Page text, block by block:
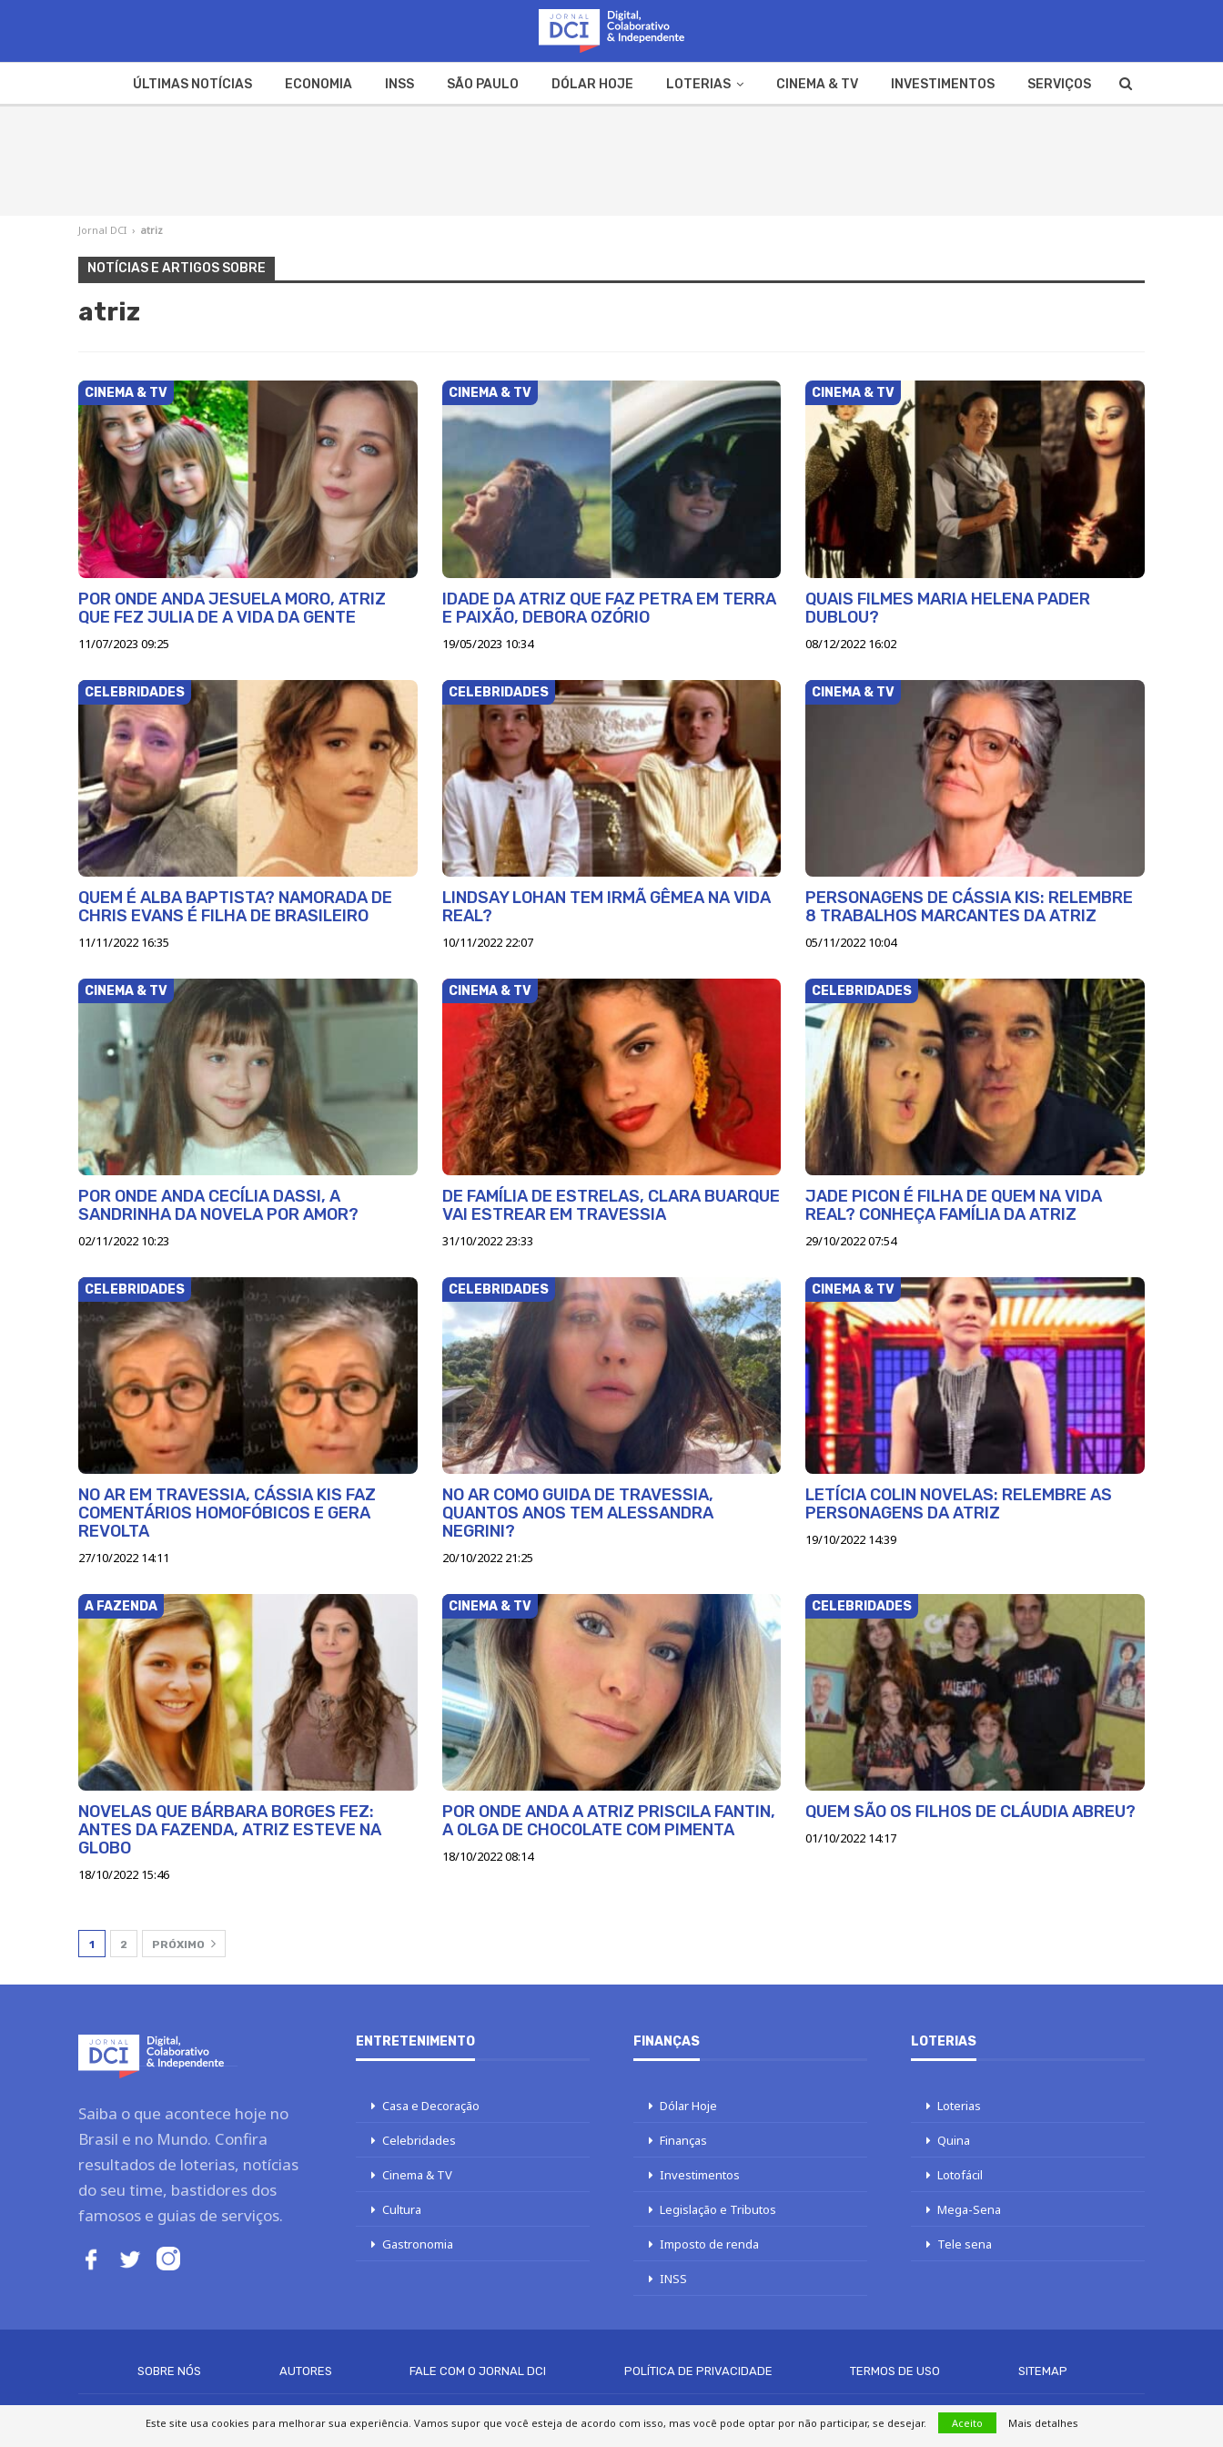
ÚLTIMAS NOTÍCIAS ECONOMIA INSS SÃO PAULO DÓLAR HOJE LOTERIAS CINEMA & TV INVESTIMENTOS SERVIÇOS
Jornal DCI › atriz
NOTÍCIAS E ARTIGOS SOBRE
atriz
CINEMA & TV
POR ONDE ANDA JESUELA MORO, ATRIZ
QUE FEZ JULIA DE A VIDA DA GENTE
11/07/2023 09:25
CINEMA & TV
IDADE DA ATRIZ QUE FAZ PETRA EM TERRA
E PAIXÃO, DEBORA OZÓRIO
19/05/2023 10:34
CINEMA & TV
QUAIS FILMES MARIA HELENA PADER
DUBLOU?
08/12/2022 16:02
CELEBRIDADES
QUEM É ALBA BAPTISTA? NAMORADA DE
CHRIS EVANS É FILHA DE BRASILEIRO
11/11/2022 16:35
CELEBRIDADES
LINDSAY LOHAN TEM IRMÃ GÊMEA NA VIDA
REAL?
10/11/2022 22:07
CINEMA & TV
PERSONAGENS DE CÁSSIA KIS: RELEMBRE
8 TRABALHOS MARCANTES DA ATRIZ
05/11/2022 10:04
CINEMA & TV
POR ONDE ANDA CECÍLIA DASSI, A
SANDRINHA DA NOVELA POR AMOR?
02/11/2022 10:23
CINEMA & TV
DE FAMÍLIA DE ESTRELAS, CLARA BUARQUE
VAI ESTREAR EM TRAVESSIA
31/10/2022 23:33
CELEBRIDADES
JADE PICON É FILHA DE QUEM NA VIDA
REAL? CONHEÇA FAMÍLIA DA ATRIZ
29/10/2022 07:54
CELEBRIDADES
NO AR EM TRAVESSIA, CÁSSIA KIS FAZ
COMENTÁRIOS HOMOFÓBICOS E GERA
REVOLTA
27/10/2022 14:11
CELEBRIDADES
NO AR COMO GUIDA DE TRAVESSIA,
QUANTOS ANOS TEM ALESSANDRA
NEGRINI?
20/10/2022 21:25
CINEMA & TV
LETÍCIA COLIN NOVELAS: RELEMBRE AS
PERSONAGENS DA ATRIZ
19/10/2022 14:39
A FAZENDA
NOVELAS QUE BÁRBARA BORGES FEZ:
ANTES DA FAZENDA, ATRIZ ESTEVE NA
GLOBO
18/10/2022 15:46
CINEMA & TV
POR ONDE ANDA A ATRIZ PRISCILA FANTIN,
A OLGA DE CHOCOLATE COM PIMENTA
18/10/2022 08:14
CELEBRIDADES
QUEM SÃO OS FILHOS DE CLÁUDIA ABREU?
01/10/2022 14:17
1 2 PRÓXIMO
Saiba o que acontece hoje no
Brasil e no Mundo. Confira
resultados de loterias, notícias
do seu time, bastidores dos
famosos e guias de serviços.
ENTRETENIMENTO
Casa e Decoração
Celebridades
Cinema & TV
Cultura
Gastronomia
FINANÇAS
Dólar Hoje
Finanças
Investimentos
Legislação e Tributos
Imposto de renda
INSS
LOTERIAS
Loterias
Quina
Lotofácil
Mega-Sena
Tele sena
SOBRE NÓS AUTORES FALE COM O JORNAL DCI POLÍTICA DE PRIVACIDADE TERMOS DE USO SITEMAP
Este site usa cookies para melhorar sua experiência. Vamos supor que você esteja de acordo com isso, mas você pode optar por não participar, se desejar. Aceito Mais detalhes